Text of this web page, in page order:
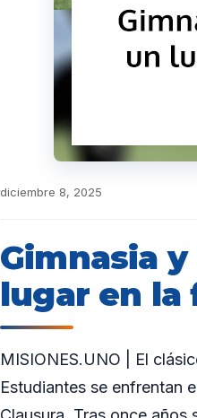
diciembre 8, 2025
Gimnasia
lugar en la
MISIONES.UNO | El
Estudiantes se enfrentan